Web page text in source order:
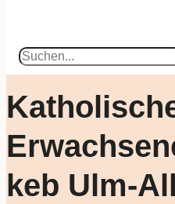
Suchen
keb Ulm-